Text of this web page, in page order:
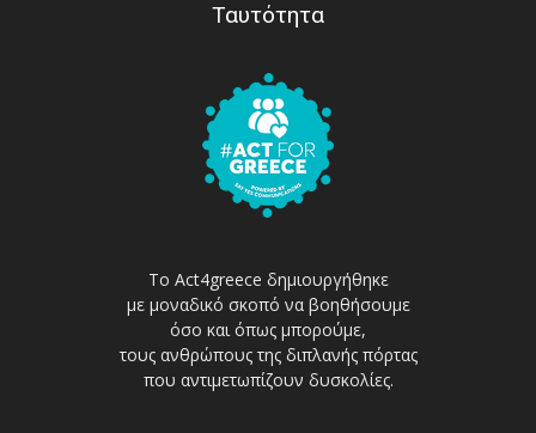
Ταυτότητα
Το Act4greece δημιουργήθηκε
με μοναδικό σκοπό να βοηθήσουμε
όσο και όπως μπορούμε,
τους ανθρώπους της διπλανής πόρτας
που αντιμετωπίζουν δυσκολίες.